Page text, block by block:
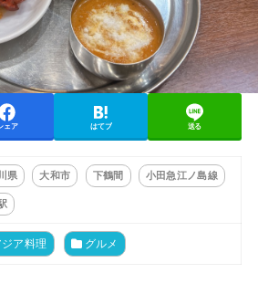
ェア はてブ 送る
県 大和市 下鶴間 小田急江ノ島線
ジア料理 グルメ